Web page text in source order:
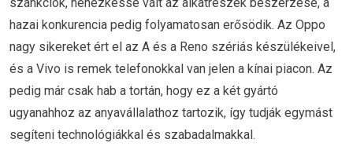
hazai konkurencia pedig folyamatosan erősödik. Az Oppo
nagy sikereket ért el az A és a Reno szériás készülékeivel,
és a Vivo is remek telefonokkal van jelen a kínai piacon. Az
pedig már csak hab a tortán, hogy ez a két gyártó
ugyanahhoz az anyavállalathoz tartozik, így tudják egymást
segíteni technológiákkal és szabadalmakkal.